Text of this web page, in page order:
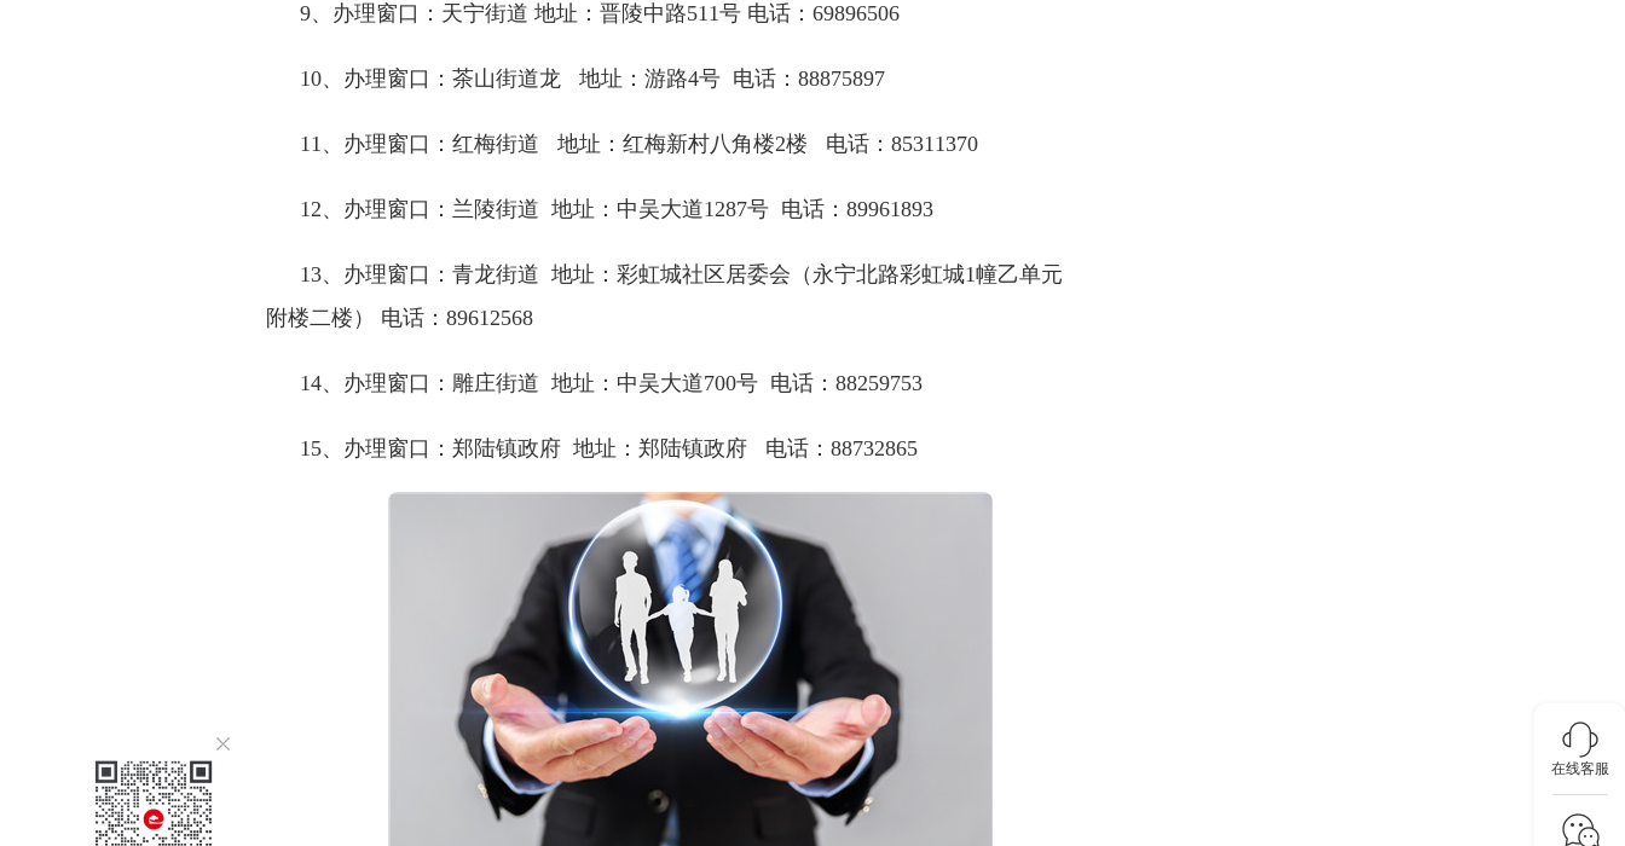
在线客服
9、办理窗口：天宁街道 地址：晋陵中路511号 电话： 69896506
10、办理窗口：茶山街道龙 地址：游路4号 电话： 88875897
11、办理窗口：红梅街道 地址：红梅新村八角楼2楼 电话： 85311370
12、办理窗口：兰陵街道 地址：中吴大道1287号 电话： 89961893
13、办理窗口：青龙街道 地址：彩虹城社区居委会（永宁北路彩虹城1幢乙单元
附楼二楼） 电话： 89612568
14、办理窗口：雕庄街道 地址：中吴大道700号 电话： 88259753
15、办理窗口：郑陆镇政府 地址：郑陆镇政府 电话： 88732865